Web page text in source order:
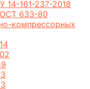
14-161-237-2018
633-80
компрессорных